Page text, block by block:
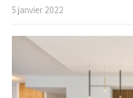
5 janvier 2022